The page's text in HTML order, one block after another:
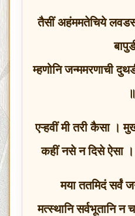
तैसीं अहंममतेचिये
म्हणोनि जन्ममरणाची
॥
एऱ्हवीं मी तरी कैसा ।
कहीं नसे न दिसे ऐसा
मया ततमिदं सर्वं
मत्स्थानि सर्वभूतानि